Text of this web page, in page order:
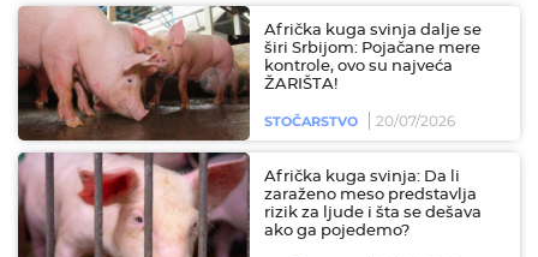
Afrička kuga svinja dalje se
širi Srbijom: Pojačane mere
kontrole, ovo su najveća
ŽARIŠTA!
STOČARSTVO 20/07/2026
Afrička kuga svinja: Da li
zaraženo meso predstavlja
rizik za ljude i šta se dešava
ako ga pojedemo?